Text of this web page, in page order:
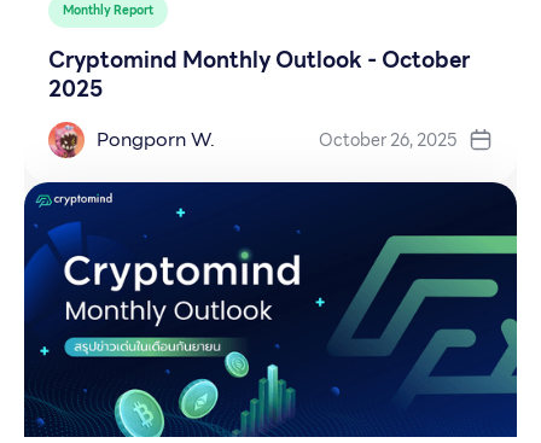
Monthly Report
Cryptomind Monthly Outlook - October
2025
Pongporn W. October 26, 2025